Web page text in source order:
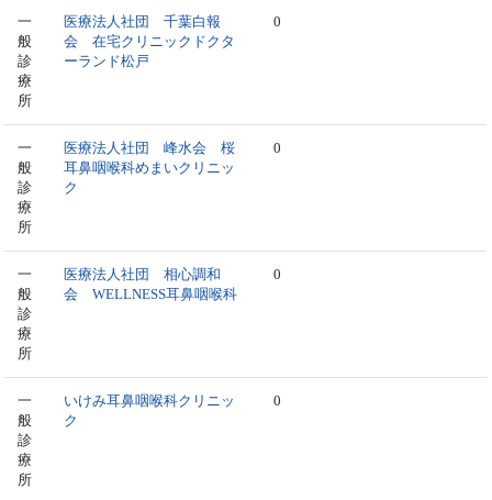
一
般
診
療
所
医療法人社団 千葉白報
会 在宅クリニックドクタ
ーランド松戸
0
一
般
診
療
所
医療法人社団 峰水会 桜
耳鼻咽喉科めまいクリニッ
ク
0
一
般
診
療
所
医療法人社団 相心調和
会 WELLNESS耳鼻咽喉科
0
一
般
診
療
所
いけみ耳鼻咽喉科クリニッ
ク
0